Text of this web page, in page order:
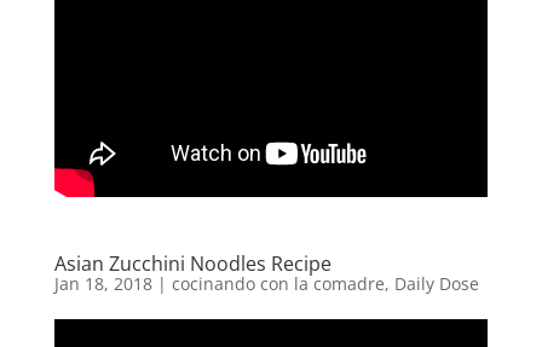
Asian Zucchini Noodles Recipe
Jan 18, 2018| cocinando con la comadre, Daily Dose